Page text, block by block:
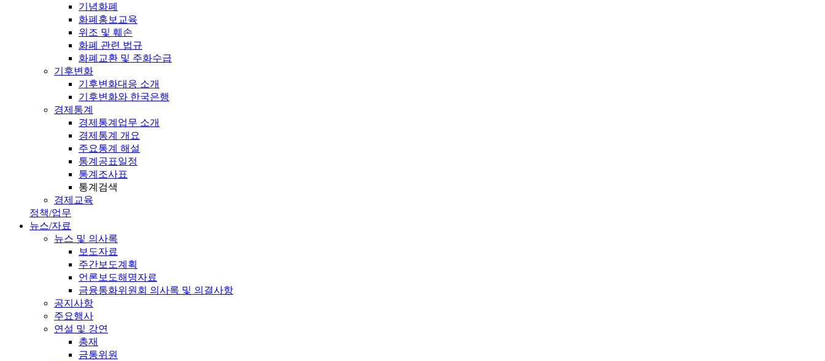
기념화폐
화폐홍보교육
위조 및 훼손
화폐 관련 법규
화폐교환 및 주화수급
기후변화
기후변화대응 소개
기후변화와 한국은행
경제통계
경제통계업무 소개
경제통계 개요
주요통계 해설
통계공표일정
통계조사표
통계검색
경제교육
정책/업무
뉴스/자료
뉴스 및 의사록
보도자료
주간보도계획
언론보도해명자료
금융통화위원회 의사록 및 의결사항
공지사항
주요행사
연설 및 강연
총재
금통위원